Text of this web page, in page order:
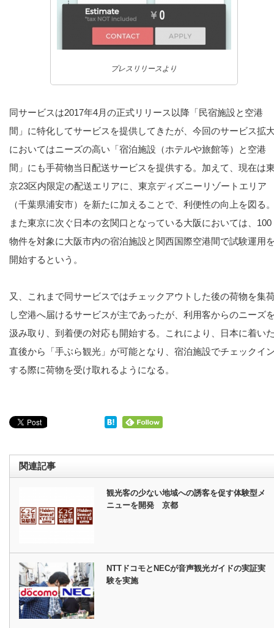
プレスリリースより
同サービスは2017年4月の正式リリース以降「民宿施設と空港
間」に特化してサービスを提供してきたが、今回のサービス拡
においてはニーズの高い「宿泊施設（ホテルや旅館等）と空港
間」にも手荷物当日配送サービスを提供する。加えて、現在は
京23区内限定の配送エリアに、東京ディズニーリゾートエリア
（千葉県浦安市）を新たに加えることで、利便性の向上を図る
また東京に次ぐ日本の玄関口となっている大阪においては、100
物件を対象に大阪市内の宿泊施設と関西国際空港間で試験運用
開始するという。
又、これまで同サービスではチェックアウトした後の荷物を集
し空港へ届けるサービスが主であったが、利用客からのニーズ
汲み取り、到着便の対応も開始する。これにより、日本に着い
直後から「手ぶら観光」が可能となり、宿泊施設でチェックイ
する際に荷物を受け取れるようになる。
関連記事
観光客の少ない地域への誘客を促す体験型メ
ニューを開発 京都
NTTドコモとNECが音声観光ガイドの実証実
験を実施